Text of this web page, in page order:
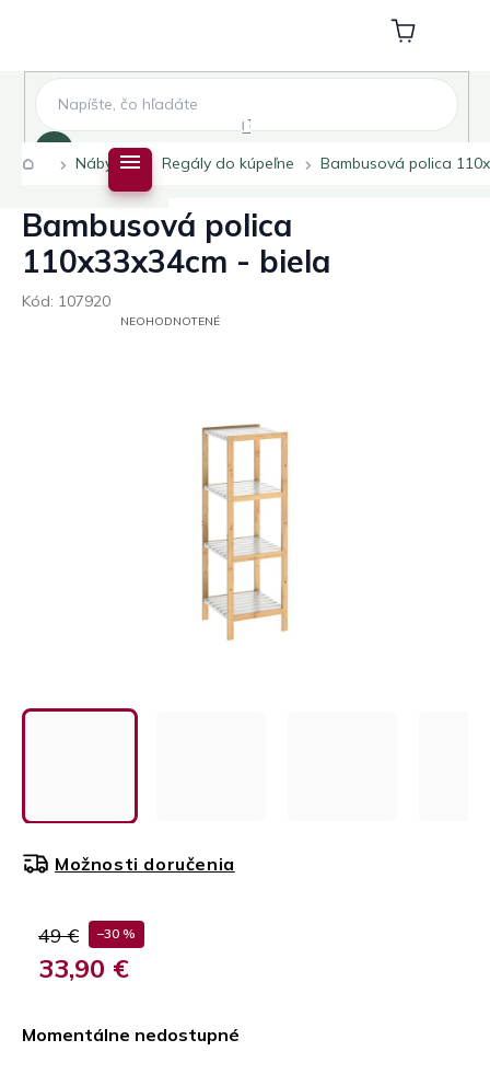
Nákupný
košík
Domov
Nábytok Regály do kúpeľne Bambusová polica
Bambusová polica
110x33x34cm - biela
Kód: 107920
PRIEMERNÉNEOHODNOTENÉ
49 € –30 %
33,90 €
Momentálne nedostupné
Možnosti doručenia